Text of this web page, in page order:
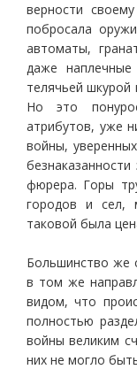
верности
побросала
автоматы,
даже наплечные
телячьей шкурой
Но это
атрибутов, уже
войны,
фюрера. Горы
городов и сел,
таковой была
Большинство же
в том же
видом, что
полностью
войны великим
них не могло